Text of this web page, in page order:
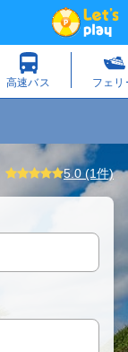
5.0 (1件)